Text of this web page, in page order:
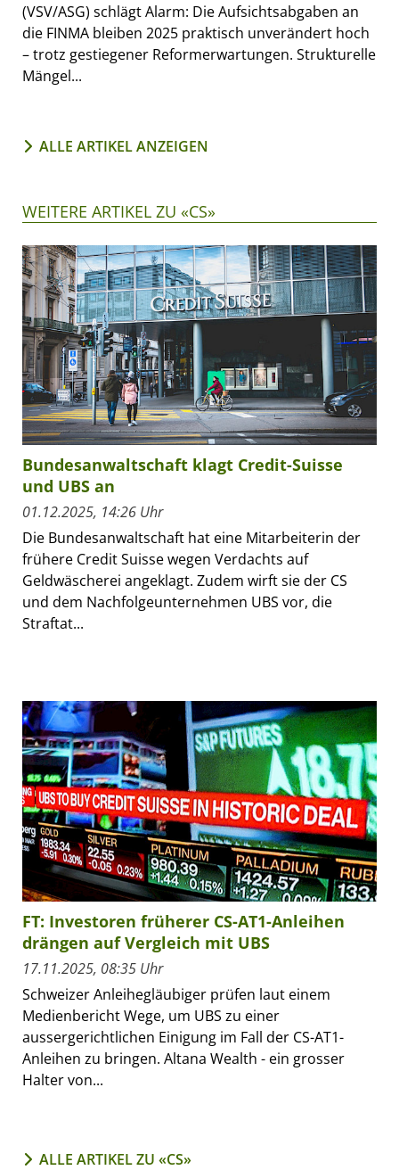
(VSV/ASG) schlägt Alarm: Die Aufsichtsabgaben an
die FINMA bleiben 2025 praktisch unverändert hoch
– trotz gestiegener Reformerwartungen. Strukturelle
Mängel...
ALLE ARTIKEL ANZEIGEN
WEITERE ARTIKEL ZU «CS»
Bundesanwaltschaft klagt Credit-Suisse
und UBS an
01.12.2025, 14:26 Uhr
Die Bundesanwaltschaft hat eine Mitarbeiterin der
frühere Credit Suisse wegen Verdachts auf
Geldwäscherei angeklagt. Zudem wirft sie der CS
und dem Nachfolgeunternehmen UBS vor, die
Straftat...
FT: Investoren früherer CS-AT1-Anleihen
drängen auf Vergleich mit UBS
17.11.2025, 08:35 Uhr
Schweizer Anleihegläubiger prüfen laut einem
Medienbericht Wege, um UBS zu einer
aussergerichtlichen Einigung im Fall der CS-AT1-
Anleihen zu bringen. Altana Wealth - ein grosser
Halter von...
ALLE ARTIKEL ZU «CS»